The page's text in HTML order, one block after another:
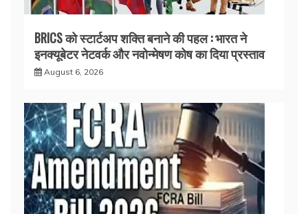
BRICS को स्टार्टअप शक्ति बनाने की पहल : भारत ने
इनक्यूबेटर नेटवर्क और नवोन्मेषण कोष का दिया प्रस्ताव
August 6, 2026